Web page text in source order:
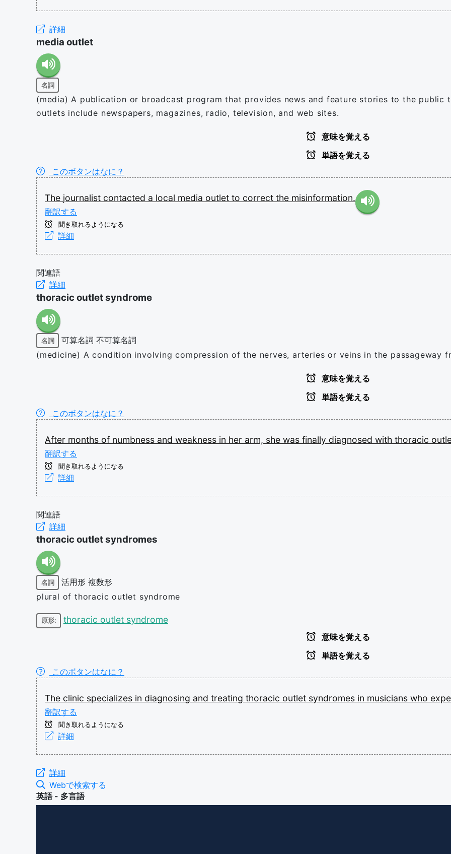
詳細
media outlet
名詞
(media) A publication or broadcast program that provides news and feature stories to the public
outlets include newspapers, magazines, radio, television, and web sites.
意味を覚える
単語を覚える
このボタンはなに？
The journalist contacted a local media outlet to correct the misinformation.
翻訳する
聞き取れるようになる
詳細
関連語
詳細
thoracic outlet syndrome
名詞 可算名詞 不可算名詞
(medicine) A condition involving compression of the nerves, arteries or veins in the passageway
意味を覚える
単語を覚える
このボタンはなに？
After months of numbness and weakness in her arm, she was finally diagnosed with thoracic
翻訳する
聞き取れるようになる
詳細
関連語
詳細
thoracic outlet syndromes
名詞 活用形 複数形
plural of thoracic outlet syndrome
原形: thoracic outlet syndrome
意味を覚える
単語を覚える
このボタンはなに？
The clinic specializes in diagnosing and treating thoracic outlet syndromes in musicians who
翻訳する
聞き取れるようになる
詳細
詳細
Webで検索する
英語 - 多言語